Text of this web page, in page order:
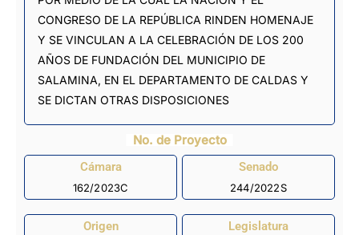
CONGRESO DE LA REPÚBLICA RINDEN HOMENAJE
Y SE VINCULAN A LA CELEBRACIÓN DE LOS 200
AÑOS DE FUNDACIÓN DEL MUNICIPIO DE
SALAMINA, EN EL DEPARTAMENTO DE CALDAS Y
SE DICTAN OTRAS DISPOSICIONES
No. de Proyecto
Cámara
162/2023C
Senado
244/2022S
Origen Legislatura